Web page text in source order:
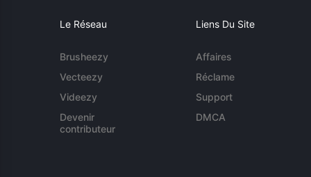
Le Réseau
Brusheezy
Vecteezy
Videezy
Devenir
contributeur
Liens Du Site
Affaires
Réclame
Support
DMCA